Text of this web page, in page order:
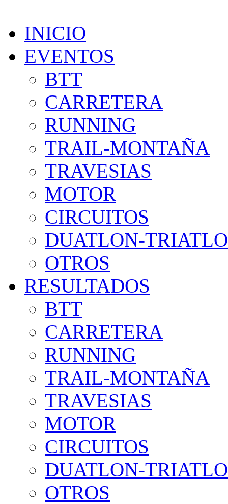
INICIO
EVENTOS
BTT
CARRETERA
RUNNING
TRAIL-MONTAÑA
TRAVESIAS
MOTOR
CIRCUITOS
DUATLON-
OTROS
RESULTADOS
BTT
CARRETERA
RUNNING
TRAIL-MONTAÑA
TRAVESIAS
MOTOR
CIRCUITOS
DUATLON-
OTROS